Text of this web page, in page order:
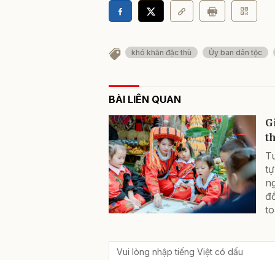
khó khăn đặc thù Ủy ban dân tộc
BÀI LIÊN QUAN